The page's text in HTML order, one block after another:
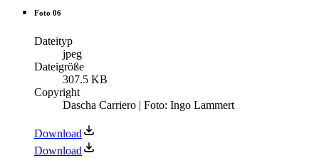
Foto 06
Dateityp
jpeg
Dateigröße
307.5 KB
Copyright
Dascha Carriero | Foto: Ingo Lammert
Download
Download